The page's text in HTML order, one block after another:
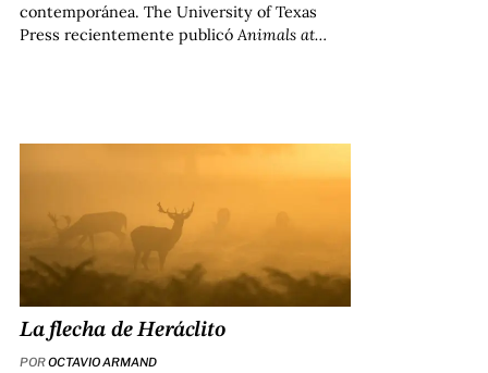
contemporánea. The University of Texas
Press recientemente publicóAnimals at…
La flecha de Heráclito
POROCTAVIO ARMAND